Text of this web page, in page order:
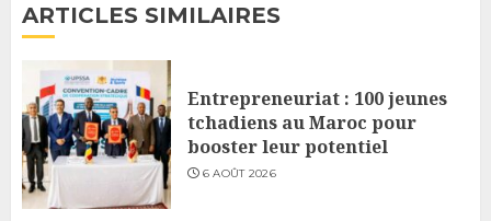
ARTICLES SIMILAIRES
Entrepreneuriat : 100 jeunes
tchadiens au Maroc pour
booster leur potentiel
6 AOÛT 2026